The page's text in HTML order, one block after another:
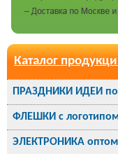
Каталог
ПРАЗДНИКИ ИДЕИ
ФЛЕШКИ с
ЭЛЕКТРОНИКА